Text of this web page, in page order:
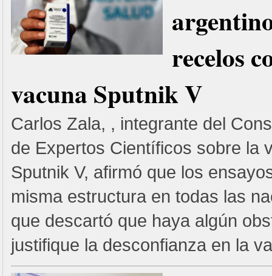
recelos
vacuna Sputnik V
Carlos Zala, , integrante del
de Expertos Científicos sobre la
Sputnik V, afirmó que los
misma estructura en todas las
que descartó que haya algún
justifique la desconfianza en la